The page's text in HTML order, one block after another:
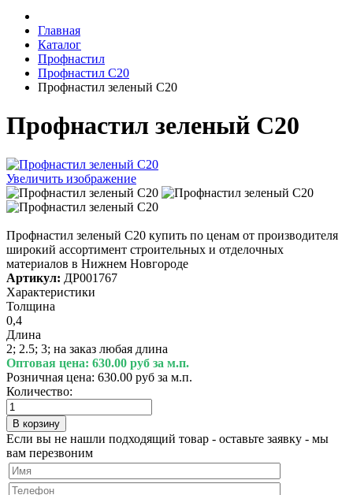
Главная
Каталог
Профнастил
Профнастил С20
Профнастил зеленый С20
Профнастил зеленый С20
Увеличить изображение
Профнастил зеленый С20 купить по ценам от производителя
широкий ассортимент строительных и отделочных
материалов в Нижнем Новгороде
Артикул: ДР001767
Характеристики
Толщина
0,4
Длина
2; 2.5; 3; на заказ любая длина
Оптовая цена: 630.00 руб за м.п.
Розничная цена: 630.00 руб за м.п.
Количество:
Если вы не нашли подходящий товар - оставьте заявку - мы
вам перезвоним